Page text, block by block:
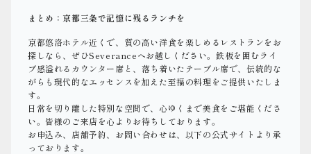
まとめ：京都三条で記憶に残るランチを
京都悠洛ホテル近くで、質の高い洋食を楽しめるレストランをお
探しなら、ぜひSeveranceへお越しください。鉄板を囲むライ
ブ感溢れるカウンター席と、落ち着いたテーブル席で、伝統的な
がらも現代的なエッセンスを加えた至福の料理をご提供いたしま
す。
日常を切り離した特別な空間で、心ゆくまで美食をご堪能くださ
い。皆様のご来店を心よりお待ちしております。
お申込み、店舗予約、お問い合わせは、以下の公式サイトより承
っております。